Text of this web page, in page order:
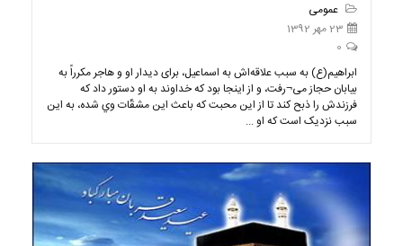
عمومی
23 مهر 1392
0
ابراهيم(ع) به سبب علاقه‌اش به اسماعیل، برای دیدار او و هاجر مکرراً به
بیابان حجاز می¬رفت، و از اينجا بود كه خداوند به او دستور داد که
فرزندش را ذبح کند تا از این محبت که باعث اين مشقّات وي شده، به اين
سبب نزدیک است که او ...